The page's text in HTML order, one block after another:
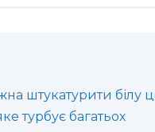
штукатурити білу
турбує багатьох